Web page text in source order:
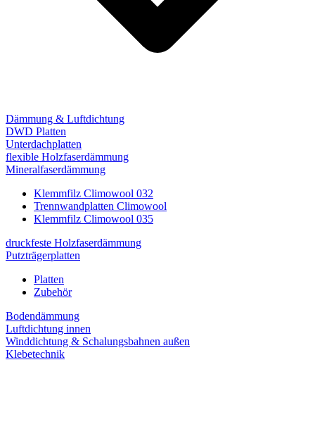
Dämmung & Luftdichtung
DWD Platten
Unterdachplatten
flexible Holzfaserdämmung
Mineralfaserdämmung
Klemmfilz Climowool 032
Trennwandplatten Climowool
Klemmfilz Climowool 035
druckfeste Holzfaserdämmung
Putzträgerplatten
Platten
Zubehör
Bodendämmung
Luftdichtung innen
Winddichtung & Schalungsbahnen außen
Klebetechnik